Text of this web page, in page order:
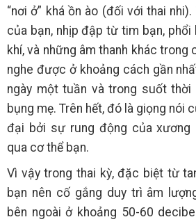
“nơi ở” khá ồn ào (đối với thai
của bạn, nhịp đập từ tim bạn, phổi
khí, và những âm thanh khác trong
nghe được ở khoảng cách gần
ngày một tuần và trong suốt
bụng mẹ. Trên hết, đó là giọng nói
đại bởi sự rung động của xương
qua cơ thể bạn.
Vì vậy trong thai kỳ, đặc biệt từ
bạn nên cố gắng duy trì âm
bên ngoài ở khoảng 50-60